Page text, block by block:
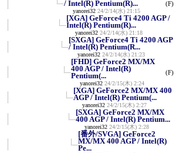
/ Intel(R) Pentium(R)...
yanorei32 24/2/14(水) 21:15
(F)
[XGA] GeForce4 Ti 4200 AGP /
Intel(R) Pentium(R)...
yanorei32 24/2/14(水) 21:18
[SXGA] GeForce4 Ti 4200 AGP
/ Intel(R) Pentium(R...
yanorei32 24/2/14(水) 21:23
[FHD] GeForce2 MX/MX
400 AGP / Intel(R)
Pentium(...
yanorei32 24/2/15(木) 2:24
(F)
[XGA] GeForce2 MX/MX 400
AGP / Intel(R) Pentium(...
yanorei32 24/2/15(木) 2:27
[SXGA] GeForce2 MX/MX
400 AGP / Intel(R) Pentium...
yanorei32 24/2/15(木) 2:28
[番外/SVGA] GeForce2
MX/MX 400 AGP / Intel(R)
Pe...